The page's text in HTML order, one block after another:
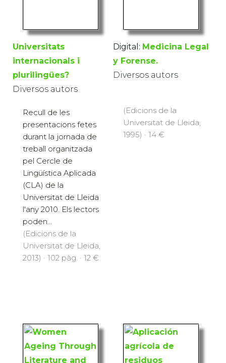
Universitats
internacionals i
plurilingües?
Diversos autors
Recull de les
presentacions fetes
durant la jornada de
treball organitzada
pel Cercle de
Lingüística Aplicada
(CLA) de la
Universitat de Lleida
l'any 2010. Els lectors
poden...
(Edicions de la
Universitat de Lleida,
2013) · 102 pàg. · 12 €
Digital: Medicina Legal
y Forense.
Diversos autors
(Edicions de la
Universitat de Lleida,
1995) · 14 €